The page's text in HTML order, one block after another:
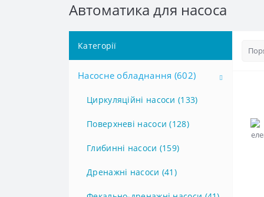
Автоматика для насоса
Категорії
Насосне обладнання (602)
Циркуляційні насоси (133)
Поверхневі насоси (128)
Глибинні насоси (159)
Дренажні насоси (41)